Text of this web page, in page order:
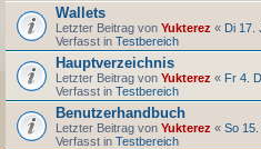
Wallets
Letzter Beitrag von Yukterez « Di 17.
Verfasst in Testbereich
Hauptverzeichnis
Letzter Beitrag von Yukterez « Fr 4.
Verfasst in Testbereich
Benutzerhandbuch
Letzter Beitrag von Yukterez « So
Verfasst in Testbereich